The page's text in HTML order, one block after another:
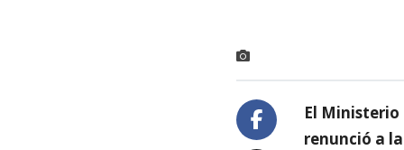
El
renunció a